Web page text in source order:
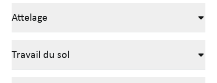
Attelage
Travail du sol